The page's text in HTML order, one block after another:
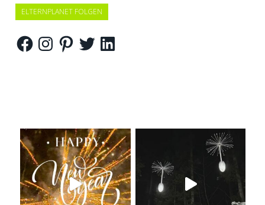
ELTERNPLANET FOLGEN
FacebookInstagramPinterestTwitterLinkedIn